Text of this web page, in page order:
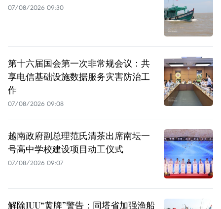
07/08/2026 09:30
第十六届国会第一次非常规会议：共
享电信基础设施数据服务灾害防治工
作
07/08/2026 09:08
越南政府副总理范氏清茶出席南坛一
号高中学校建设项目动工仪式
07/08/2026 09:07
解除IUU“黄牌”警告：同塔省加强渔船